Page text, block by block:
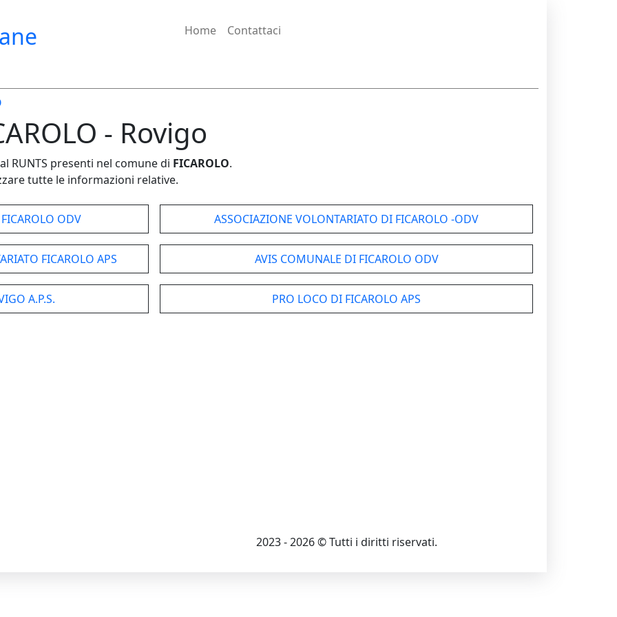
Home Contattaci
- Rovigo
RUNTS presenti nel comune di FICAROLO.
tutte le informazioni relative.
ODV ASSOCIAZIONE VOLONTARIATO DI FICAROLO -ODV
FICAROLO APS AVIS COMUNALE DI FICAROLO ODV
A.P.S. PRO LOCO DI FICAROLO APS
2023 - 2026 © Tutti i diritti riservati.